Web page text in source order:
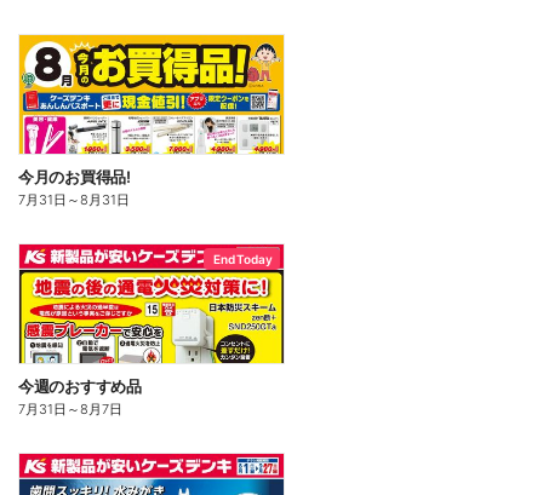
今月のお買得品!
7月31日 ～8月31日
End Today
今週のおすすめ品
7月31日 ～8月7日